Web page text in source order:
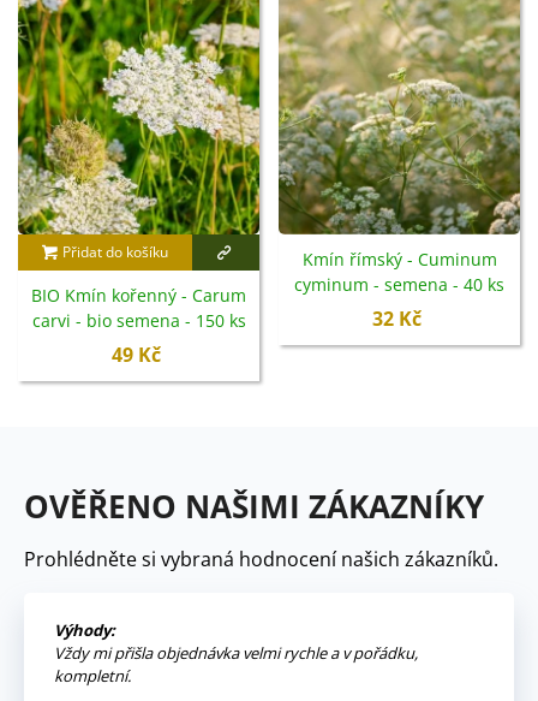
Přidat do košíku
BIO Kmín kořenný - Carum
carvi - bio semena - 150 ks
49 Kč
Kmín římský - Cuminum
cyminum - semena - 40 ks
32 Kč
OVĚŘENO NAŠIMI ZÁKAZNÍKY
Prohlédněte si vybraná hodnocení našich zákazníků.
Výhody:
Vždy mi přišla objednávka velmi rychle a v pořádku,
kompletní.